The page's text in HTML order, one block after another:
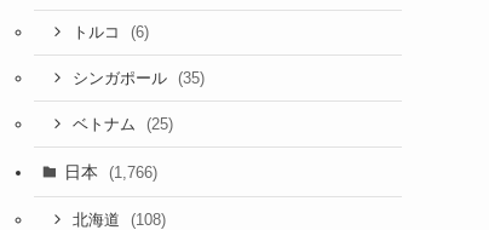
トルコ (6)
シンガポール (35)
ベトナム (25)
日本 (1,766)
北海道 (108)